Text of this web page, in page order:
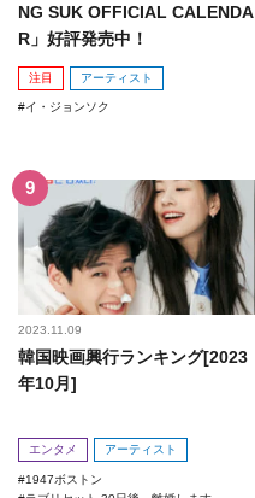
NG SUK OFFICIAL CALENDA
R」好評発売中！
注目 アーティスト
イ・ジョンソク
2023.11.09
韓国映画興行ランキング[2023
年10月]
エンタメ アーティスト
1947ボストン